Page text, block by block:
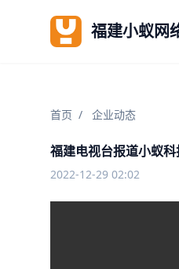
福建小蚁网
首页 / 企业动态
福建电视台报道小蚁
2022-12-29 02:02